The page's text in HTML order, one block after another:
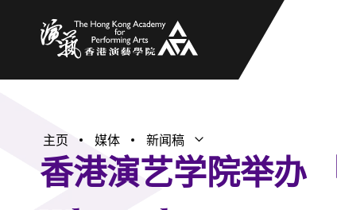
主页 媒体 新闻稿 打开子菜单
关闭子菜单
香港演艺学院举办